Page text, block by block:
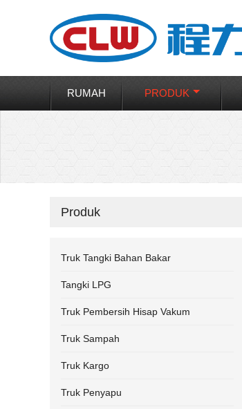
RUMAH PRODUK
Produk
Truk Tangki Bahan Bakar
Tangki LPG
Truk Pembersih Hisap Vakum
Truk Sampah
Truk Kargo
Truk Penyapu